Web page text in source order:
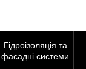
Гідроізоляція та
фасадні системи